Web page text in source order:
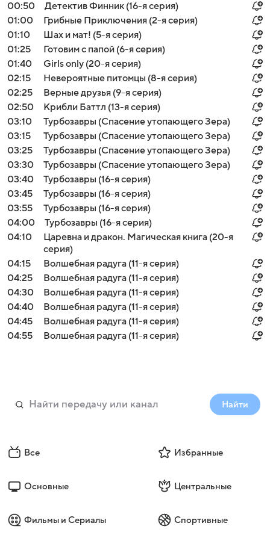
00:50
Детектив Финник (16-я серия)
01:00
Грибные Приключения (2-я серия)
01:10
Шах и мат! (5-я серия)
01:25
Готовим с папой (6-я серия)
01:40
Girls only (20-я серия)
02:15
Невероятные питомцы (8-я серия)
02:25
Верные друзья (9-я серия)
02:50
Крибли Баттл (13-я серия)
03:10
Турбозавры (Спасение утопающего Зера)
03:15
Турбозавры (Спасение утопающего Зера)
03:25
Турбозавры (Спасение утопающего Зера)
03:30
Турбозавры (Спасение утопающего Зера)
03:40
Турбозавры (16-я серия)
03:45
Турбозавры (16-я серия)
03:55
Турбозавры (16-я серия)
04:00
Турбозавры (16-я серия)
04:10
Царевна и дракон. Магическая книга (20-я
серия)
04:15
Волшебная радуга (11-я серия)
04:25
Волшебная радуга (11-я серия)
04:30
Волшебная радуга (11-я серия)
04:40
Волшебная радуга (11-я серия)
04:45
Волшебная радуга (11-я серия)
04:55
Волшебная радуга (11-я серия)
Найти
Все Избранные
Основные Центральные
Фильмы и Сериалы Спортивные